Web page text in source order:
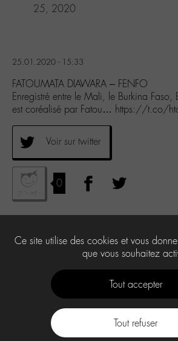
25, 2020
25.01.2020 - 15:33
FATOUMATA DIAWARA – FENFO
Enregistré entre le Mali, le Burkina Faso,
est coréalisé par Fatou… https://t.co/
Voir sur twitter
0
Ce site utilise des cookies et vous
que vous souhaitez
Tout accepter
Tout refuser